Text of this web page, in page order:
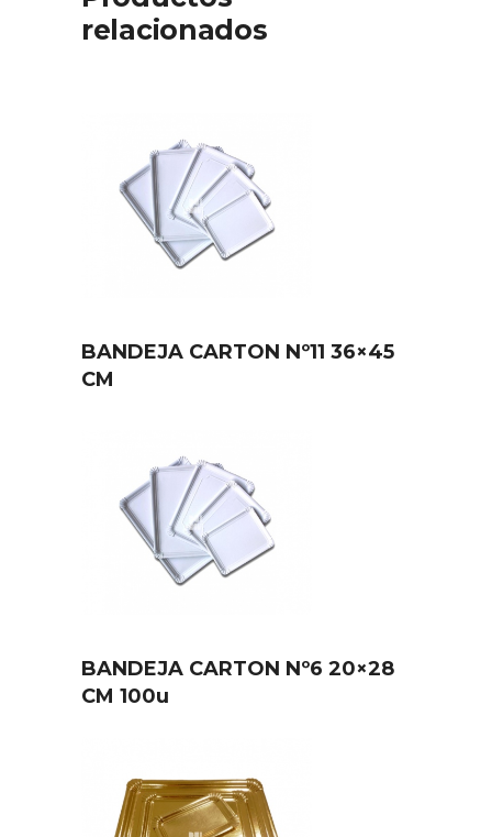
relacionados
BANDEJA CARTON Nº11 36×45
CM
BANDEJA CARTON Nº6 20×28
CM 100u